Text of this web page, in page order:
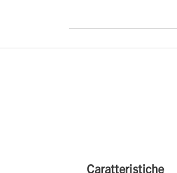
Caratteristiche